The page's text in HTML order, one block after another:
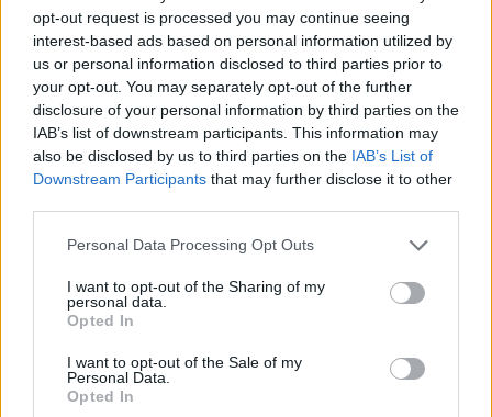
opt-out request is processed you may continue seeing
interest-based ads based on personal information utilized by
us or personal information disclosed to third parties prior to
your opt-out. You may separately opt-out of the further
disclosure of your personal information by third parties on the
IAB’s list of downstream participants. This information may
also be disclosed by us to third parties on the IAB’s List of
Downstream Participants that may further disclose it to other
Personal Data Processing Opt Outs
I want to opt-out of the Sharing of my
personal data.
Opted In
I want to opt-out of the Sale of my
Personal Data.
Opted In
Squalificato 0 - 0
Infortunato 0 - 0%
Inutilizzato 38 - 100
Scarica riepilogo
stagionale
Scarica
Giornata VotoFVEntratoUscito Bonus/Malus
SAM 1-1